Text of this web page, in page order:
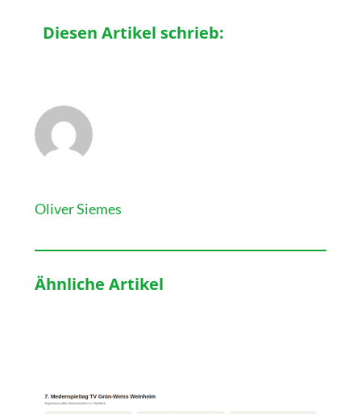
Diesen Artikel schrieb:
Oliver Siemes
Ähnliche Artikel